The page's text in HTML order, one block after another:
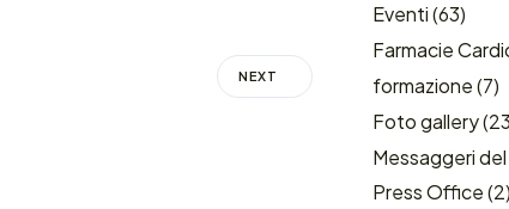
NEXT
Eventi(63)
Farmacie
formazione(7)
Foto gallery
Messaggeri
Press Office(2)